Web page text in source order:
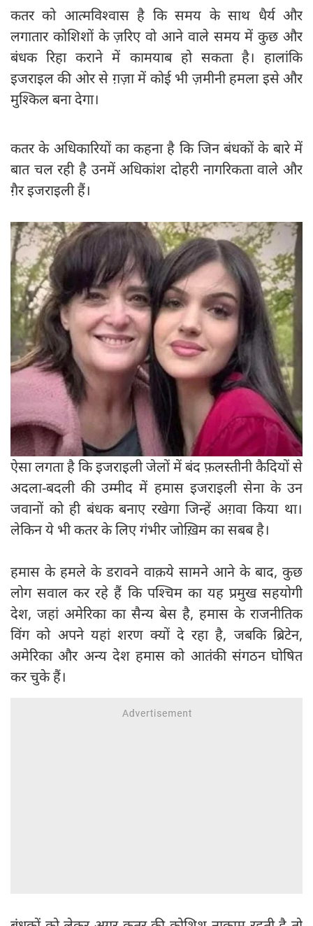
कतर को आत्मविश्वास है कि समय के साथ धैर्य और
लगातार कोशिशों के ज़रिए वो आने वाले समय में कुछ और
बंधक रिहा कराने में कामयाब हो सकता है। हालांकि
इजराइल की ओर से ग़ज़ा में कोई भी ज़मीनी हमला इसे और
मुश्किल बना देगा।
कतर के अधिकारियों का कहना है कि जिन बंधकों के बारे में
बात चल रही है उनमें अधिकांश दोहरी नागरिकता वाले और
ग़ैर इजराइली हैं।
ऐसा लगता है कि इजराइली जेलों में बंद फ़लस्तीनी कैदियों से
अदला-बदली की उम्मीद में हमास इजराइली सेना के उन
जवानों को ही बंधक बनाए रखेगा जिन्हें अग़वा किया था।
लेकिन ये भी कतर के लिए गंभीर जोख़िम का सबब है।
हमास के हमले के डरावने वाक़ये सामने आने के बाद, कुछ
लोग सवाल कर रहे हैं कि पश्चिम का यह प्रमुख सहयोगी
देश, जहां अमेरिका का सैन्य बेस है, हमास के राजनीतिक
विंग को अपने यहां शरण क्यों दे रहा है, जबकि ब्रिटेन,
अमेरिका और अन्य देश हमास को आतंकी संगठन घोषित
कर चुके हैं।